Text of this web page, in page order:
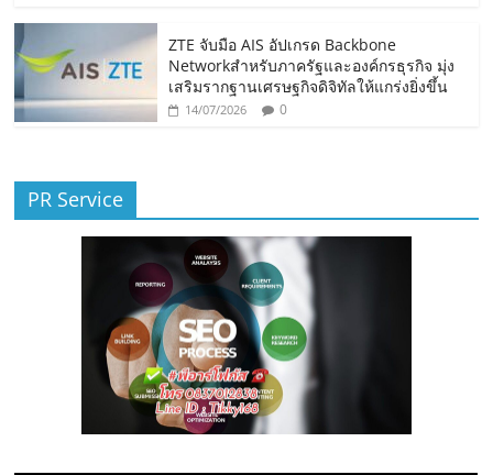
ZTE จับมือ AIS อัปเกรด Backbone
Networkสำหรับภาครัฐและองค์กรธุรกิจ มุ่ง
เสริมรากฐานเศรษฐกิจดิจิทัลให้แกร่งยิ่งขึ้น
14/07/2026 0
PR Service